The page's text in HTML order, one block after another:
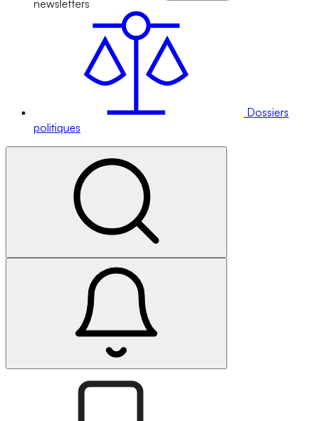
newsletters
Dossiers
politiques